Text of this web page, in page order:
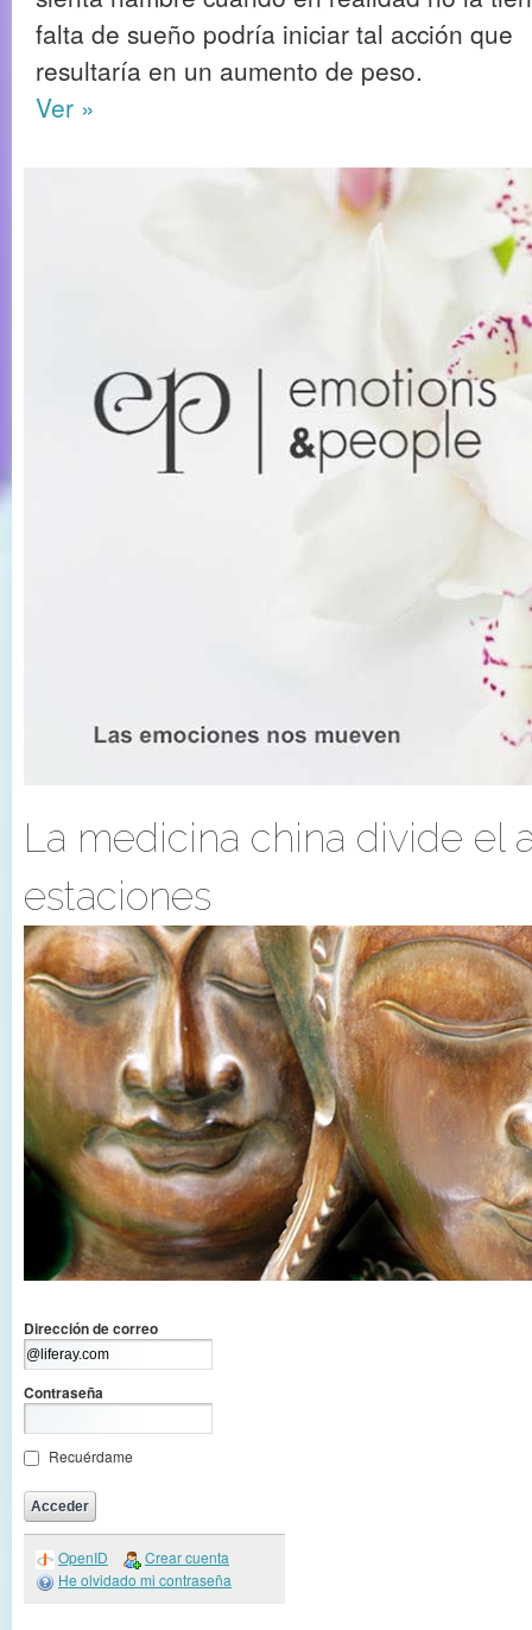
falta de sueño podría iniciar tal acción que
resultaría en un aumento de peso.
Ver »
La medicina china divide el
estaciones
Dirección de correo
Contraseña
Recuérdame
OpenID
Crear cuenta
He olvidado mi contraseña